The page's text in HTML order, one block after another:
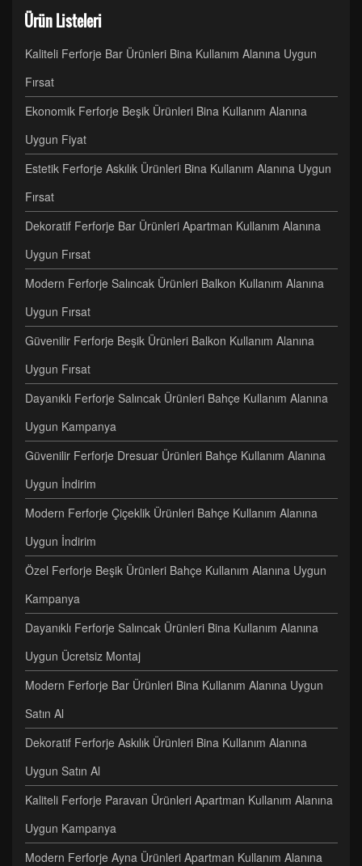
Ürün Listeleri
Kaliteli Ferforje Bar Ürünleri Bina Kullanım Alanına Uygun
Fırsat
Ekonomik Ferforje Beşik Ürünleri Bina Kullanım Alanına
Uygun Fiyat
Estetik Ferforje Askılık Ürünleri Bina Kullanım Alanına Uygun
Fırsat
Dekoratif Ferforje Bar Ürünleri Apartman Kullanım Alanına
Uygun Fırsat
Modern Ferforje Salıncak Ürünleri Balkon Kullanım Alanına
Uygun Fırsat
Güvenilir Ferforje Beşik Ürünleri Balkon Kullanım Alanına
Uygun Fırsat
Dayanıklı Ferforje Salıncak Ürünleri Bahçe Kullanım Alanına
Uygun Kampanya
Güvenilir Ferforje Dresuar Ürünleri Bahçe Kullanım Alanına
Uygun İndirim
Modern Ferforje Çiçeklik Ürünleri Bahçe Kullanım Alanına
Uygun İndirim
Özel Ferforje Beşik Ürünleri Bahçe Kullanım Alanına Uygun
Kampanya
Dayanıklı Ferforje Salıncak Ürünleri Bina Kullanım Alanına
Uygun Ücretsiz Montaj
Modern Ferforje Bar Ürünleri Bina Kullanım Alanına Uygun
Satın Al
Dekoratif Ferforje Askılık Ürünleri Bina Kullanım Alanına
Uygun Satın Al
Kaliteli Ferforje Paravan Ürünleri Apartman Kullanım Alanına
Uygun Kampanya
Modern Ferforje Ayna Ürünleri Apartman Kullanım Alanına